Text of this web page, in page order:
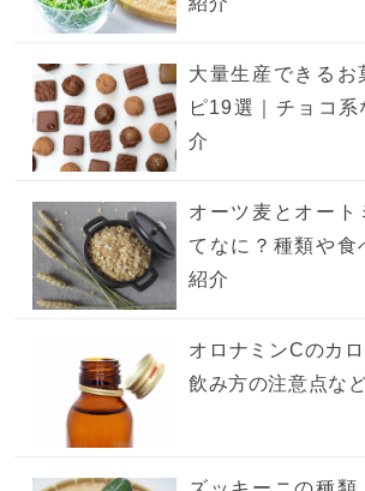
大量生産できるお
ピ19選｜チョコ
介
オーツ麦とオート
てなに？種類や食
紹介
オロナミンCのカ
飲み方の注意点な